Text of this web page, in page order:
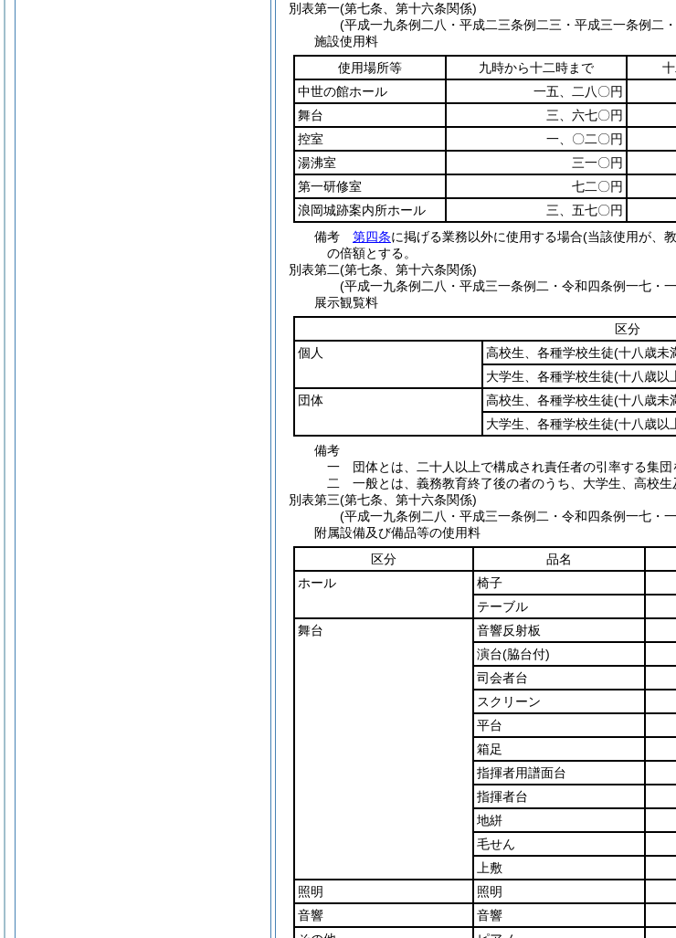
別表第一(第七条、第十六条関係)
(平成一九条例二八・平成二三条例二三・平成三一条例二
施設使用料
使用場所等
九時から十二時まで
中世の館ホール
一五、二八〇円
舞台
三、六七〇円
控室
一、〇二〇円
湯沸室
三一〇円
第一研修室
七二〇円
浪岡城跡案内所ホール
三、五七〇円
備考 第四条に掲げる業務以外に使用する場合(当該使用が、
の倍額とする。
別表第二(第七条、第十六条関係)
(平成一九条例二八・平成三一条例二・令和四条例一七・
展示観覧料
区分
個人
高校生、各種学校生徒(十八歳未
大学生、各種学校生徒(十八歳以
団体
高校生、各種学校生徒(十八歳未
大学生、各種学校生徒(十八歳以
備考
一 団体とは、二十人以上で構成され責任者の引率する集団
二 一般とは、義務教育終了後の者のうち、大学生、高校生
別表第三(第七条、第十六条関係)
(平成一九条例二八・平成三一条例二・令和四条例一七・
附属設備及び備品等の使用料
区分
品名
ホール
椅子
テーブル
舞台
音響反射板
演台(脇台付)
司会者台
スクリーン
平台
箱足
指揮者用譜面台
指揮者台
地絣
毛せん
上敷
照明
照明
音響
音響